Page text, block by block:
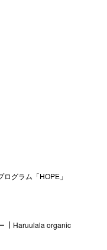
グラム「HOPE」
Haruulala organic